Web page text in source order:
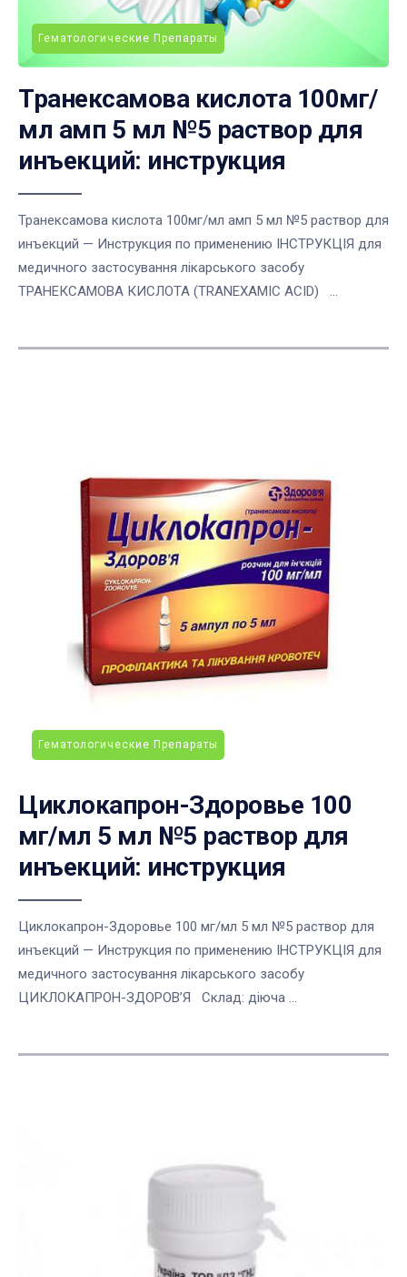
Гематологические Препараты
Транексамова кислота 100мг/
мл амп 5 мл №5 раствор для
инъекций: инструкция
Транексамова кислота 100мг/мл амп 5 мл №5 раствор для
инъекций — Инструкция по применению ІНСТРУКЦІЯ для
медичного застосування лікарського засобу
ТРАНЕКСАМОВА КИСЛОТА (TRANEXAMIC ACID) ...
Гематологические Препараты
Циклокапрон-Здоровье 100
мг/мл 5 мл №5 раствор для
инъекций: инструкция
Циклокапрон-Здоровье 100 мг/мл 5 мл №5 раствор для
инъекций — Инструкция по применению ІНСТРУКЦІЯ для
медичного застосування лікарського засобу
ЦИКЛОКАПРОН-ЗДОРОВ’Я Склад: діюча ...